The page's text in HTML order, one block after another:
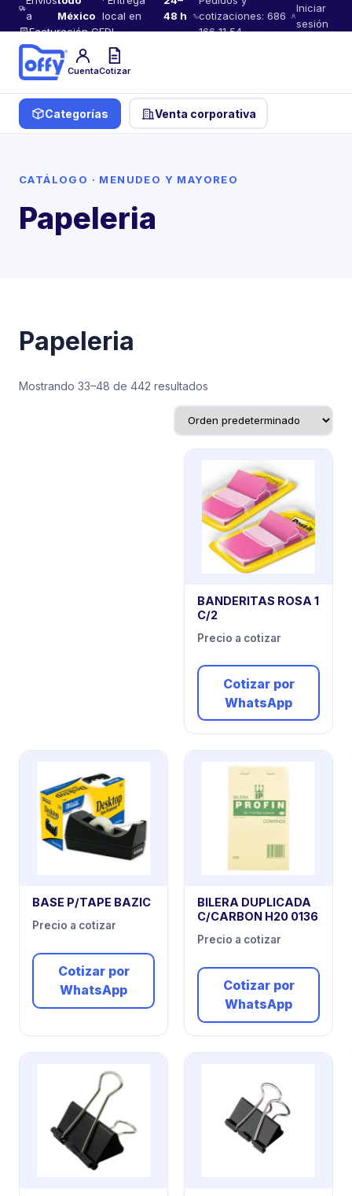
a
México local en
48 h
Facturación CFDI
cotizaciones: 686
166 11 54
Iniciar
sesión
CuentaCotizar
Categorías Venta corporativa
CATÁLOGO · MENUDEO Y MAYOREO
Papeleria
Papeleria
Mostrando 33–48 de 442 resultados
BANDERITAS ROSA 1
C/2
Precio a cotizar
Cotizar por
WhatsApp
BASE P/TAPE BAZIC
Precio a cotizar
Cotizar por
WhatsApp
BILERA DUPLICADA
C/CARBON H20 0136
Precio a cotizar
Cotizar por
WhatsApp